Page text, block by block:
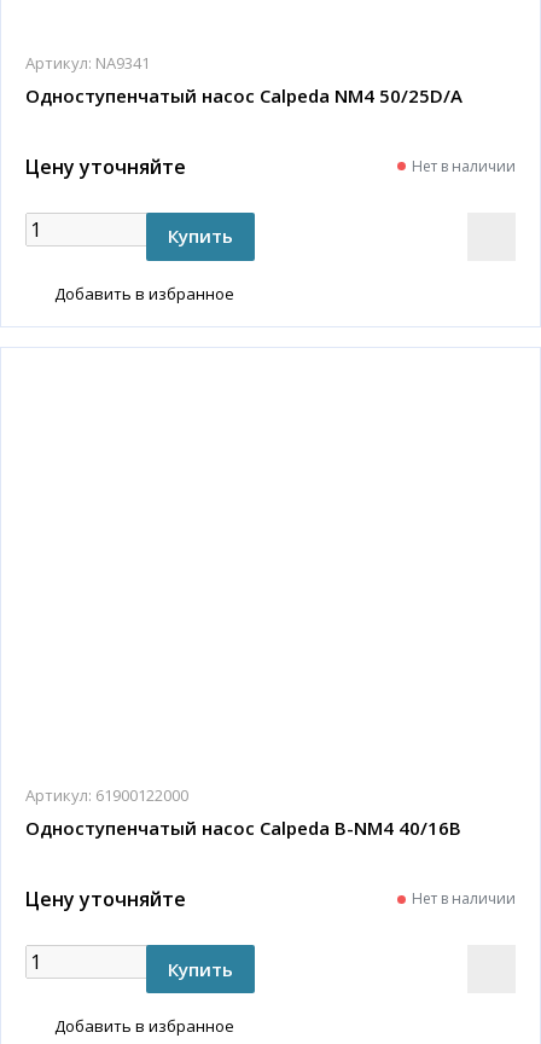
Артикул: NA9341
Одноступенчатый насос Calpeda NM4 50/25D/A
Цену уточняйте Нет в наличии
Добавить в избранное
Артикул: 61900122000
Одноступенчатый насос Calpeda B-NM4 40/16B
Цену уточняйте Нет в наличии
Добавить в избранное